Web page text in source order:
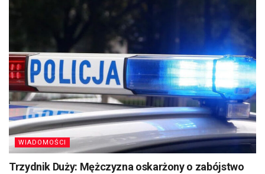
WIADOMOŚCI
Trzydnik Duży: Mężczyzna oskarżony o zabójstwo